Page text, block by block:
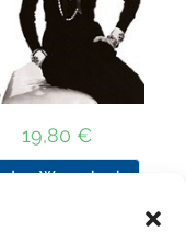
19,80 €
den Warenkorb